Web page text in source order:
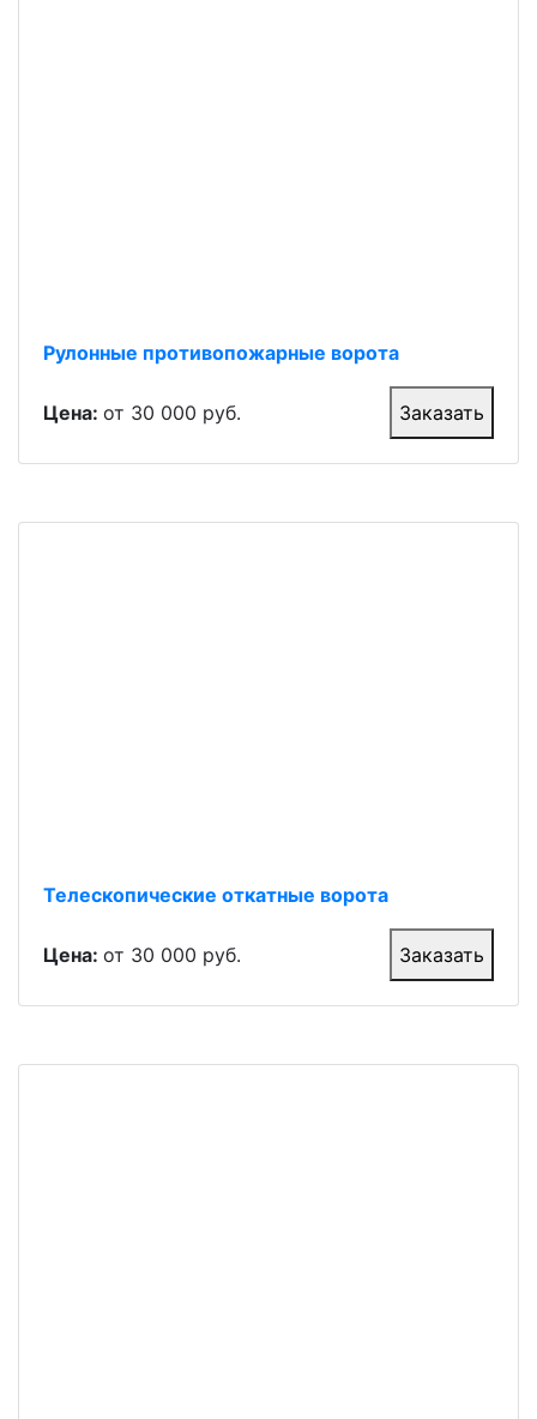
Рулонные противопожарные ворота
Цена: от 30 000 руб. Заказать
Телескопические откатные ворота
Цена: от 30 000 руб. Заказать